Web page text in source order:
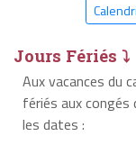
Jours Fériés ⤵
Aux vacances du
fériés aux
les dates :